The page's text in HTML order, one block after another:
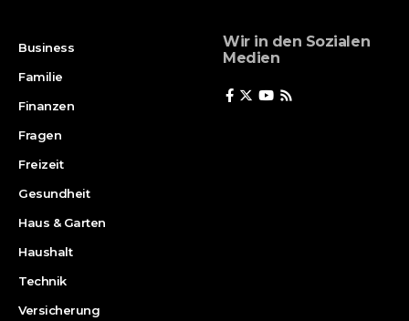
Business
Familie
Finanzen
Fragen
Freizeit
Gesundheit
Haus & Garten
Haushalt
Technik
Versicherung
Wir in den Sozialen
Medien